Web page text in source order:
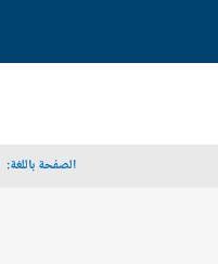
الصفحة باللغة: